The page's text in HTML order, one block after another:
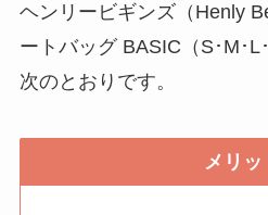
ヘンリービギンズ（Henly
ートバッグ BASIC（S･M･L
次のとおりです。
メリッ